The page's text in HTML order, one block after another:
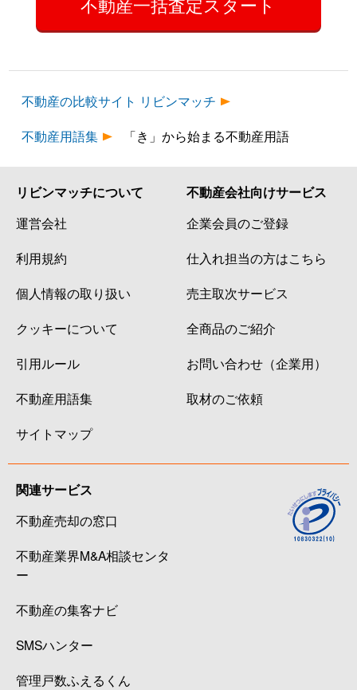
不動産の比較サイト リビンマッチ
不動産用語集
「き」から始まる不動産用語
リビンマッチについて
運営会社
利用規約
個人情報の取り扱い
クッキーについて
引用ルール
不動産用語集
サイトマップ
不動産会社向けサービス
企業会員のご登録
仕入れ担当の方はこちら
売主取次サービス
全商品のご紹介
お問い合わせ（企業用）
取材のご依頼
関連サービス
不動産売却の窓口
不動産業界M&A相談センタ
ー
不動産の集客ナビ
SMSハンター
管理戸数ふえるくん